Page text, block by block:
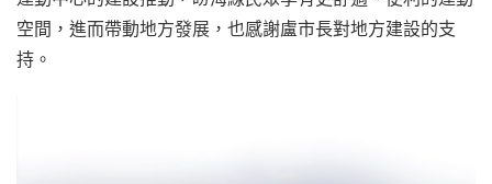
空間，進而帶動地方發展，也感謝盧市長對地方建設的支
持。